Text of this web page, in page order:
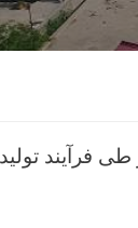
فرآیند تولید